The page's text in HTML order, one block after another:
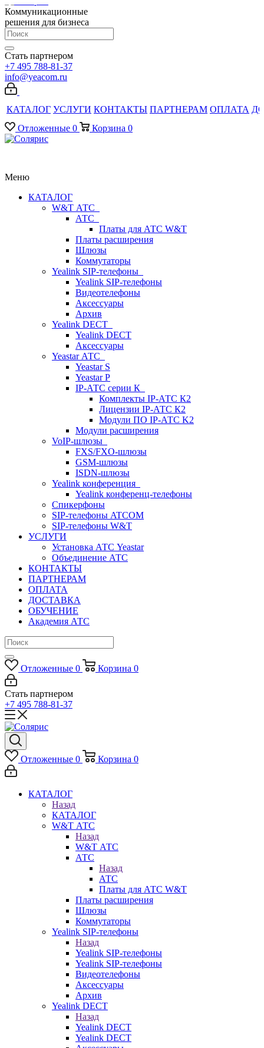
Коммуникационные
решения для бизнеса
Стать партнером
+7 495 788-81-37
info@yeacom.ru
КАТАЛОГ УСЛУГИ КОНТАКТЫ ПАРТНЕРАМ ОПЛАТА
Отложенные 0 Корзина 0
Меню
КАТАЛОГ
W&T АТС
АТС
Платы для АТС W&T
Платы расширения
Шлюзы
Коммутаторы
Yealink SIP-телефоны
Yealink SIP-телефоны
Видеотелефоны
Аксессуары
Архив
Yealink DECT
Yealink DECT
Аксессуары
Yeastar АТС
Yeastar S
Yeastar P
IP-АТС серии К
Комплекты IP-АТС К2
Лицензии IP-АТС К2
Модули ПО IP-АТС K2
Модули расширения
VoIP-шлюзы
FXS/FXO-шлюзы
GSM-шлюзы
ISDN-шлюзы
Yealink конференция
Yealink конференц-телефоны
Спикерфоны
SIP-телефоны ATCOM
SIP-телефоны W&T
УСЛУГИ
Установка АТС Yeastar
Объединение АТС
КОНТАКТЫ
ПАРТНЕРАМ
ОПЛАТА
ДОСТАВКА
ОБУЧЕНИЕ
Академия АТС
Отложенные 0 Корзина 0
Стать партнером
+7 495 788-81-37
Отложенные 0 Корзина 0
КАТАЛОГ
Назад
КАТАЛОГ
W&T АТС
Назад
W&T АТС
АТС
Назад
АТС
Платы для АТС W&T
Платы расширения
Шлюзы
Коммутаторы
Yealink SIP-телефоны
Назад
Yealink SIP-телефоны
Yealink SIP-телефоны
Видеотелефоны
Аксессуары
Архив
Yealink DECT
Назад
Yealink DECT
Yealink DECT